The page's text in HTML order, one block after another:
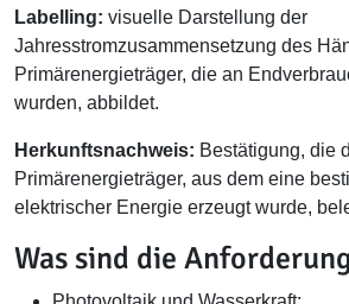
Labelling: visuelle Darstellung der
Jahresstromzusammensetzung des
Primärenergieträger, die an
wurden, abbildet.
Herkunftsnachweis: Bestätigung, die
Primärenergieträger, aus dem eine
elektrischer Energie erzeugt wurde,
Was sind die